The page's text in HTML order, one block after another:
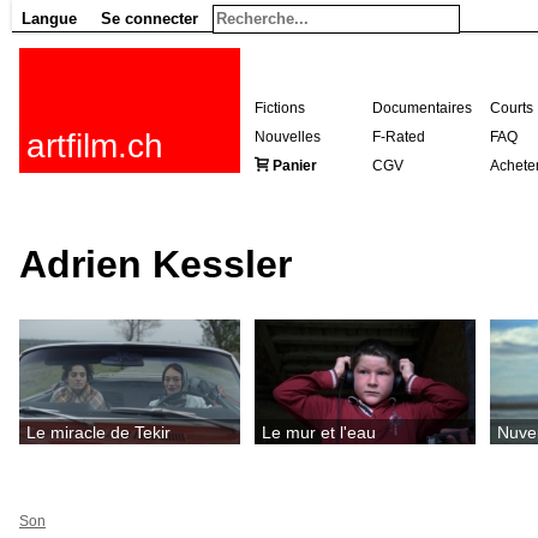
Langue Se connecter
artfilm.ch
Fictions Documentaires Courts
Nouvelles
F-Rated FAQ
Panier
CGV
Adrien Kessler
Le miracle de Tekir Le mur et l'eau
Son